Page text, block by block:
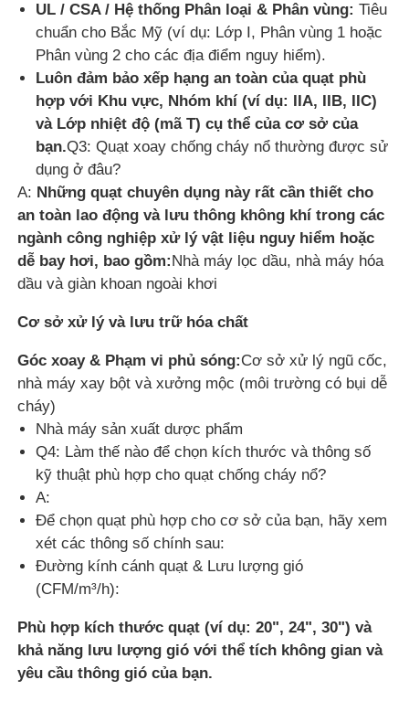
UL / CSA / Hệ thống Phân loại & Phân vùng: Tiêu
chuẩn cho Bắc Mỹ (ví dụ: Lớp I, Phân vùng 1 hoặc
Phân vùng 2 cho các địa điểm nguy hiểm).
Luôn đảm bảo xếp hạng an toàn của quạt phù
hợp với Khu vực, Nhóm khí (ví dụ: IIA, IIB, IIC)
và Lớp nhiệt độ (mã T) cụ thể của cơ sở của
bạn.Q3: Quạt xoay chống cháy nổ thường được sử
dụng ở đâu?
A: Những quạt chuyên dụng này rất cần thiết cho
an toàn lao động và lưu thông không khí trong các
ngành công nghiệp xử lý vật liệu nguy hiểm hoặc
dễ bay hơi, bao gồm: Nhà máy lọc dầu, nhà máy hóa
dầu và giàn khoan ngoài khơi
Cơ sở xử lý và lưu trữ hóa chất
Góc xoay & Phạm vi phủ sóng:Cơ sở xử lý ngũ cốc,
nhà máy xay bột và xưởng mộc (môi trường có bụi dễ
cháy)
Nhà máy sản xuất dược phẩm
Q4: Làm thế nào để chọn kích thước và thông số
kỹ thuật phù hợp cho quạt chống cháy nổ?
A:
Để chọn quạt phù hợp cho cơ sở của bạn, hãy xem
xét các thông số chính sau:
Đường kính cánh quạt & Lưu lượng gió
(CFM/m³/h):
Phù hợp kích thước quạt (ví dụ: 20", 24", 30") và
khả năng lưu lượng gió với thể tích không gian và
yêu cầu thông gió của bạn.